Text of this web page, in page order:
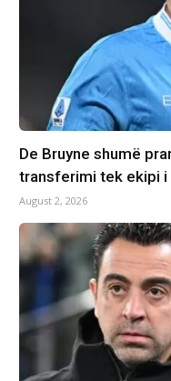
De Bruyne shumë
transferimi tek ekipi i
August 2, 2026